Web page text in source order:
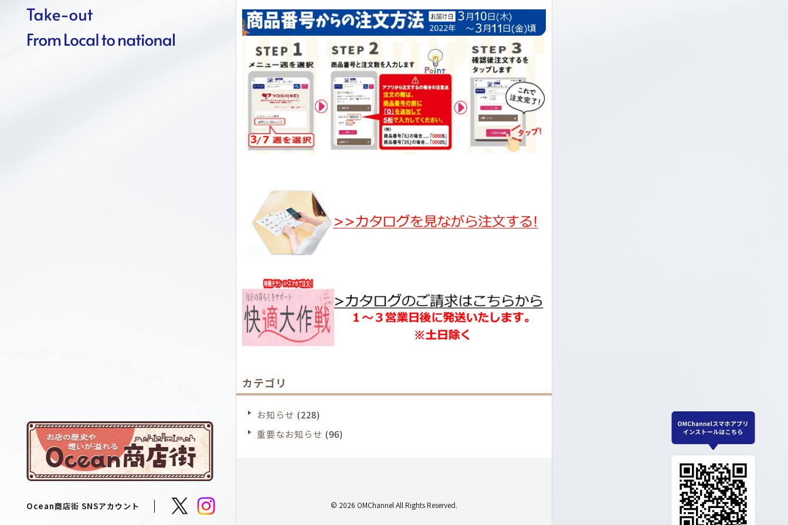
カテゴリ
お知らせ (228)
重要なお知らせ (96)
© 2026 OMChannel All Rights Reserved.
Ocean商店街 SNSアカウント